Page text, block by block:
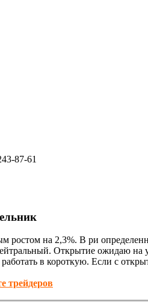
87-61
ростом на 2,3%. В ри
Открытие ожидаю на
в короткую. Если с
трейдеров